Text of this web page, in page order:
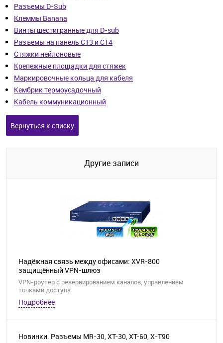
Разъемы D-Sub
Клеммы Banana
Винты шестигранные для D-sub
Разъемы на панель C13 и С14
Стяжки нейлоновые
Крепежные площадки для стяжек
Маркировочные кольца для кабеля
Кембрик термоусадочный
Кабель коммуникационный
Вернуться к списку
Другие записи
Надёжная связь между офисами: XVR-800
защищённый VPN-шлюз
VPN-роутер с резервированием каналов, управлением
точками доступа
Подробнее
Новинки. Разъемы MR-30, XT-30, XT-60, X-T90